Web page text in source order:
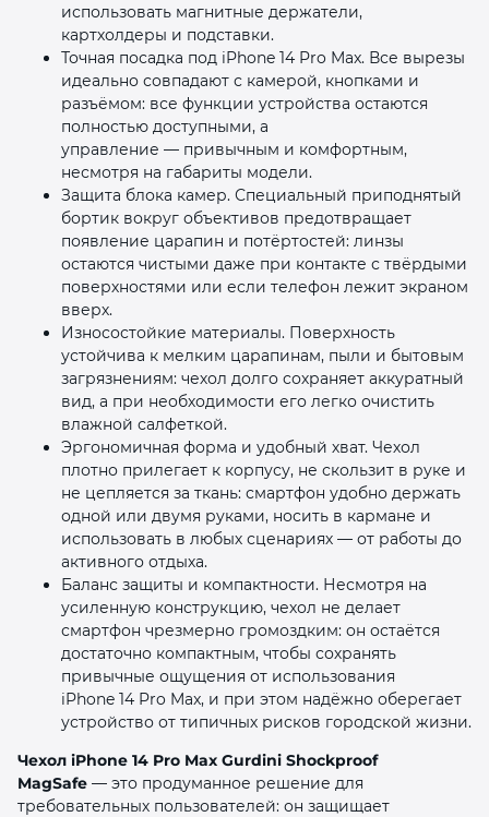
использовать магнитные держатели,
картхолдеры и подставки.
Точная посадка под iPhone 14 Pro Max. Все вырезы
идеально совпадают с камерой, кнопками и
разъёмом: все функции устройства остаются
полностью доступными, а
управление — привычным и комфортным,
несмотря на габариты модели.
Защита блока камер. Специальный приподнятый
бортик вокруг объективов предотвращает
появление царапин и потёртостей: линзы
остаются чистыми даже при контакте с твёрдыми
поверхностями или если телефон лежит экраном
вверх.
Износостойкие материалы. Поверхность
устойчива к мелким царапинам, пыли и бытовым
загрязнениям: чехол долго сохраняет аккуратный
вид, а при необходимости его легко очистить
влажной салфеткой.
Эргономичная форма и удобный хват. Чехол
плотно прилегает к корпусу, не скользит в руке и
не цепляется за ткань: смартфон удобно держать
одной или двумя руками, носить в кармане и
использовать в любых сценариях — от работы до
активного отдыха.
Баланс защиты и компактности. Несмотря на
усиленную конструкцию, чехол не делает
смартфон чрезмерно громоздким: он остаётся
достаточно компактным, чтобы сохранять
привычные ощущения от использования
iPhone 14 Pro Max, и при этом надёжно оберегает
устройство от типичных рисков городской жизни.
Чехол iPhone 14 Pro Max Gurdini Shockproof
MagSafe — это продуманное решение для
требовательных пользователей: он защищает